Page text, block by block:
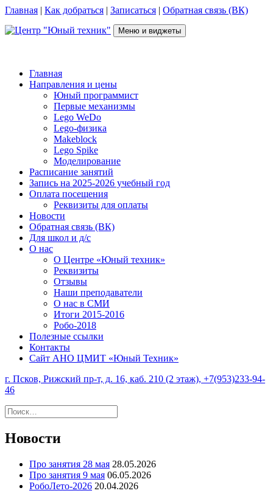
Перейти
содержимому
Главная | Как добраться | Записаться | Обратная связь (ВК)
Меню и виджеты
Главная
Направления и цены
Юный программист
Первые механизмы
Lego WeDo
Lego-физика
Makeblock
Lego Spike
Моделирование
Расписание занятий
Запись на 2025-2026 учебный год
Оплата посещения
Реквизиты для оплаты
Новости
Обратная связь (ВК)
Для школ и д/с
О нас
О Центре «Юный техник»
Реквизиты
Отзывы
Наши преподаватели
О нас в СМИ
Итоги 2015-2016
Робо-2018
Полезные ссылки
Контакты
Сайт АНО ЦМИТ «Юный Техник»
г. Псков, Рижский пр-т, д. 16, каб. 210 (2 этаж), +7(953)233-94-
46
Найти:
Новости
Про занятия 28 мая 28.05.2026
Про занятия 9 мая 06.05.2026
РобоЛето-2026 20.04.2026